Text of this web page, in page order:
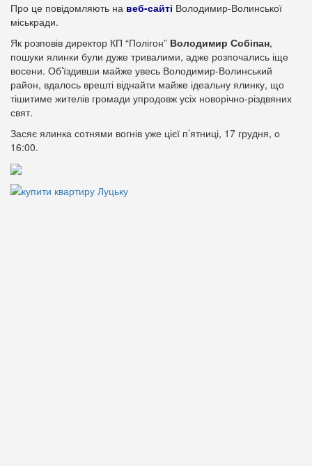
Про це повідомляють на веб-сайті Володимир-Волинської
міськради.
Як розповів директор КП “Полігон” Володимир Собіпан,
пошуки ялинки були дуже тривалими, адже розпочались іще
восени. Об’їздивши майже увесь Володимир-Волинський
район, вдалось врешті віднайти майже ідеальну ялинку, що
тішитиме жителів громади упродовж усіх новорічно-різдвяних
свят.
Засяє ялинка сотнями вогнів уже цієї п’ятниці, 17 грудня, о
16:00.